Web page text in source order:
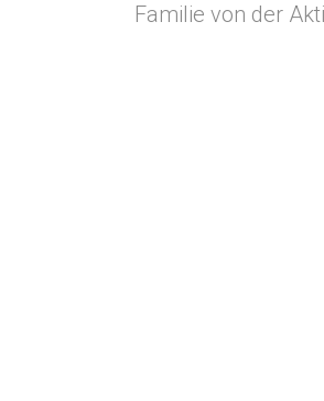
Familie von der